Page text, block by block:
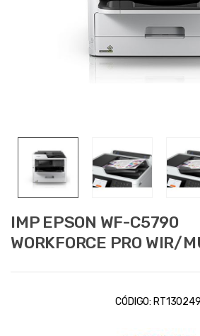
IMP EPSON WF-C5790
WORKFORCE PRO WIR/
CÓDIGO: RT130249